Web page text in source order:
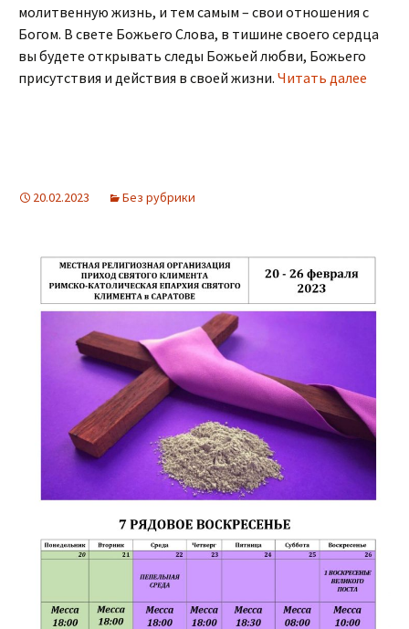
молитвенную жизнь, и тем самым – свои отношения с
Богом. В свете Божьего Слова, в тишине своего сердца
вы будете открывать следы Божьей любви, Божьего
присутствия и действия в своей жизни. Читать далее
20.02.2023 Без рубрики